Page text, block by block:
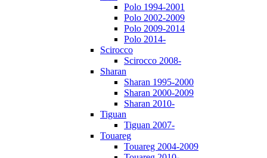
Polo 1994-2001
Polo 2002-2009
Polo 2009-2014
Polo 2014-
Scirocco
Scirocco 2008-
Sharan
Sharan 1995-2000
Sharan 2000-2009
Sharan 2010-
Tiguan
Tiguan 2007-
Touareg
Touareg 2004-2009